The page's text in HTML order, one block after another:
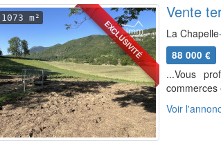
EXCLUSIVITÉ
1073 m² Vente
La
88 000 €
...Vous
commerces
Voir